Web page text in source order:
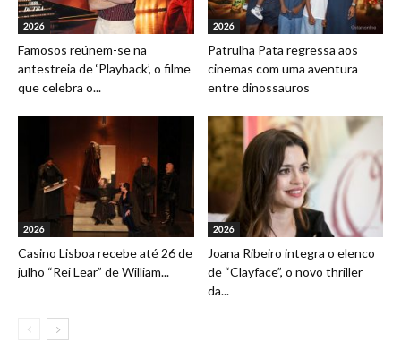
2026
Famosos reúnem-se na
antestreia de ‘Playback’, o filme
que celebra o...
2026
Patrulha Pata regressa aos
cinemas com uma aventura
entre dinossauros
2026
Casino Lisboa recebe até 26 de
julho “Rei Lear” de William...
2026
Joana Ribeiro integra o elenco
de “Clayface”, o novo thriller
da...